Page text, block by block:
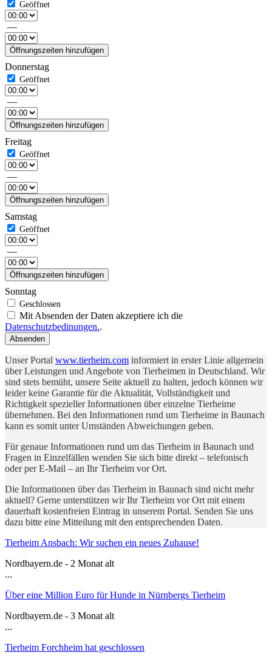
—
Öffnungszeiten hinzufügen
Donnerstag
—
Öffnungszeiten hinzufügen
Freitag
—
Öffnungszeiten hinzufügen
Samstag
—
Öffnungszeiten hinzufügen
Sonntag
Mit Absenden der Daten akzeptiere ich die
Datenschutzbedinungen..
Absenden
Unser Portal www.tierheim.com informiert in erster Linie allgemein
über Leistungen und Angebote von Tierheimen in Deutschland. Wir
sind stets bemüht, unsere Seite aktuell zu halten, jedoch können wir
leider keine Garantie für die Aktualität, Vollständigkeit und
Richtigkeit spezieller Informationen über einzelne Tierheime
übernehmen. Bei den Informationen rund um Tierheime in Baunach
kann es somit unter Umständen Abweichungen geben.
Für genaue Informationen rund um das Tierheim in Baunach und
Fragen in Einzelfällen wenden Sie sich bitte direkt – telefonisch
oder per E-Mail – an Ihr Tierheim vor Ort.
Die Informationen über das Tierheim in Baunach sind nicht mehr
aktuell? Gerne unterstützen wir Ihr Tierheim vor Ort mit einem
dauerhaft kostenfreien Eintrag in unserem Portal. Senden Sie uns
dazu bitte eine Mitteilung mit den entsprechenden Daten.
Tierheim Ansbach: Wir suchen ein neues Zuhause!
Nordbayern.de - 2 Monat alt
...
Über eine Million Euro für Hunde in Nürnbergs Tierheim
Nordbayern.de - 3 Monat alt
...
Tierheim Forchheim hat geschlossen